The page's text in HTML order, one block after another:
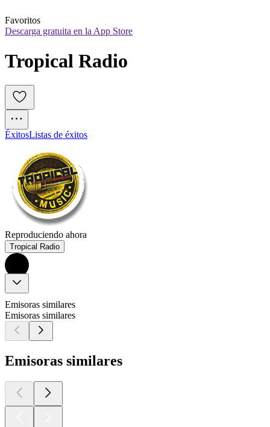
Favoritos
Descarga gratuita en la App Store
Tropical Radio
ÉxitosListas de éxitos
Reproduciendo ahora
Tropical Radio
Emisoras similares
Emisoras similares
Emisoras similares